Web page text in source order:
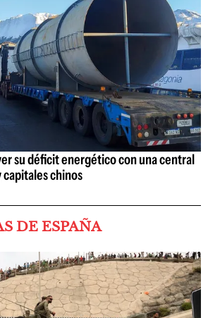
su déficit energético con una central
capitales chinos
DE ESPAÑA